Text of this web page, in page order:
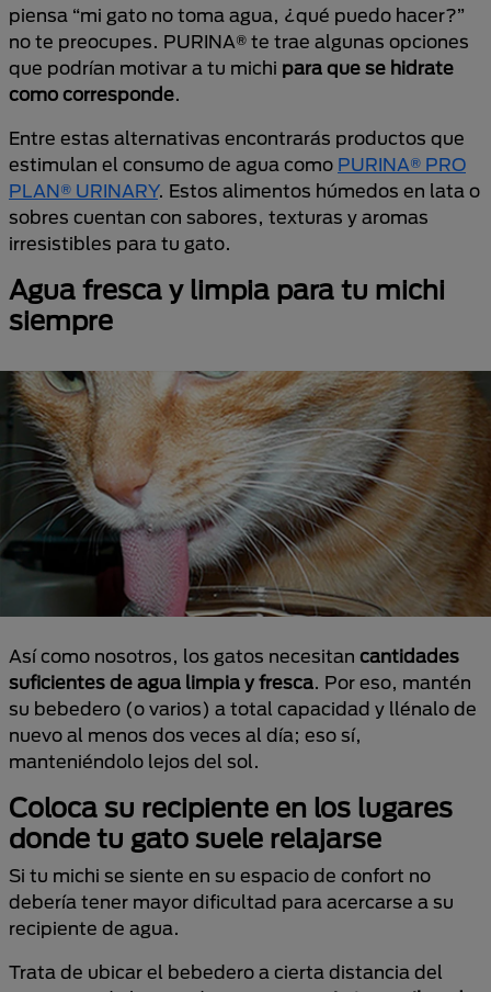
piensa “mi gato no toma agua, ¿qué puedo hacer?”
no te preocupes. PURINA® te trae algunas opciones
que podrían motivar a tu michi para que se hidrate
como corresponde.
Entre estas alternativas encontrarás productos que
estimulan el consumo de agua como PURINA® PRO
PLAN® URINARY. Estos alimentos húmedos en lata o
sobres cuentan con sabores, texturas y aromas
irresistibles para tu gato.
Agua fresca y limpia para tu michi
siempre
Así como nosotros, los gatos necesitan cantidades
suficientes de agua limpia y fresca. Por eso, mantén
su bebedero (o varios) a total capacidad y llénalo de
nuevo al menos dos veces al día; eso sí,
manteniéndolo lejos del sol.
Coloca su recipiente en los lugares
donde tu gato suele relajarse
Si tu michi se siente en su espacio de confort no
debería tener mayor dificultad para acercarse a su
recipiente de agua.
Trata de ubicar el bebedero a cierta distancia del